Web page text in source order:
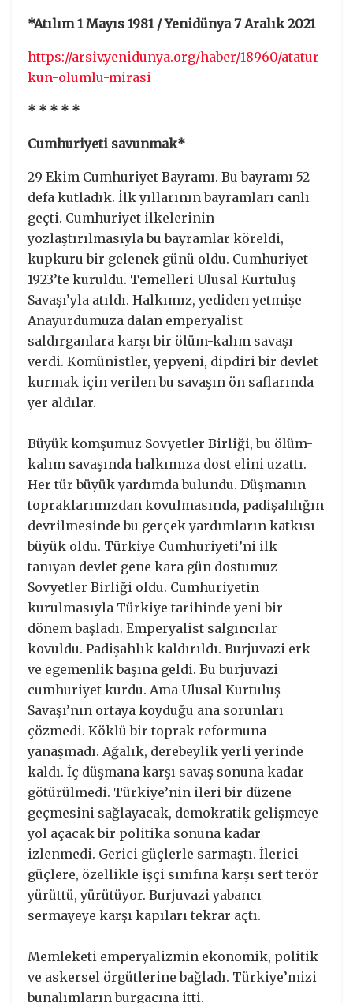
*Atılım 1 Mayıs 1981 / Yenidünya 7 Aralık 2021
https://arsiv.yenidunya.org/haber/18960/atatur
kun-olumlu-mirasi
* * * * *
Cumhuriyeti savunmak*
29 Ekim Cumhuriyet Bayramı. Bu bayramı 52
defa kutladık. İlk yıllarının bayramları canlı
geçti. Cumhuriyet ilkelerinin
yozlaştırılmasıyla bu bayramlar köreldi,
kupkuru bir gelenek günü oldu. Cumhuriyet
1923’te kuruldu. Temelleri Ulusal Kurtuluş
Savaşı’yla atıldı. Halkımız, yediden yetmişe
Anayurdumuza dalan emperyalist
saldırganlara karşı bir ölüm-kalım savaşı
verdi. Komünistler, yepyeni, dipdiri bir devlet
kurmak için verilen bu savaşın ön saflarında
yer aldılar.
Büyük komşumuz Sovyetler Birliği, bu ölüm-
kalım savaşında halkımıza dost elini uzattı.
Her tür büyük yardımda bulundu. Düşmanın
topraklarımızdan kovulmasında, padişahlığın
devrilmesinde bu gerçek yardımların katkısı
büyük oldu. Türkiye Cumhuriyeti’ni ilk
tanıyan devlet gene kara gün dostumuz
Sovyetler Birliği oldu. Cumhuriyetin
kurulmasıyla Türkiye tarihinde yeni bir
dönem başladı. Emperyalist salgıncılar
kovuldu. Padişahlık kaldırıldı. Burjuvazi erk
ve egemenlik başına geldi. Bu burjuvazi
cumhuriyet kurdu. Ama Ulusal Kurtuluş
Savaşı’nın ortaya koyduğu ana sorunları
çözmedi. Köklü bir toprak reformuna
yanaşmadı. Ağalık, derebeylik yerli yerinde
kaldı. İç düşmana karşı savaş sonuna kadar
götürülmedi. Türkiye’nin ileri bir düzene
geçmesini sağlayacak, demokratik gelişmeye
yol açacak bir politika sonuna kadar
izlenmedi. Gerici güçlerle sarmaştı. İlerici
güçlere, özellikle işçi sınıfına karşı sert terör
yürüttü, yürütüyor. Burjuvazi yabancı
sermayeye karşı kapıları tekrar açtı.
Memleketi emperyalizmin ekonomik, politik
ve askersel örgütlerine bağladı. Türkiye’mizi
bunalımların burgacına itti.